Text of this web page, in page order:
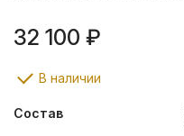
32 100 ₽
В наличии
Состав